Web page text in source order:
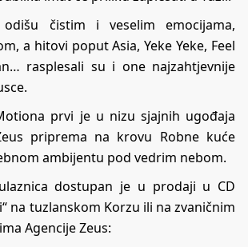
čistim i veselim emocijama,
a hitovi poput Asia, Yeke Yeke, Feel
rasplesali su i one najzahtjevnije
prvi je u nizu sjajnih ugođaja
priprema na krovu Robne kuće
ambijentu pod vedrim nebom.
dostupan je u prodaji u CD
na tuzlanskom Korzu ili na zvaničnim
Agencije Zeus: